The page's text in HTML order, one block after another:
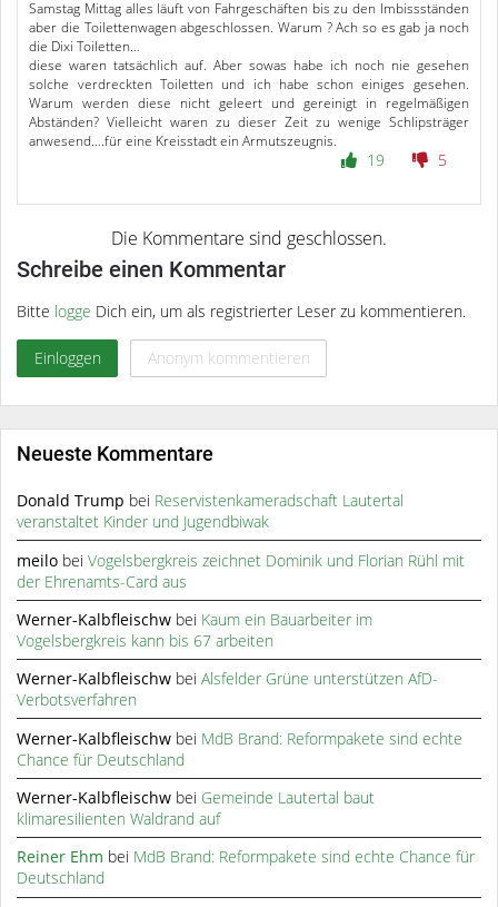
Samstag Mittag alles läuft von Fahrgeschäften bis zu den Imbissständen
aber die Toilettenwagen abgeschlossen. Warum ? Ach so es gab ja noch
die Dixi Toiletten…
diese waren tatsächlich auf. Aber sowas habe ich noch nie gesehen
solche verdreckten Toiletten und ich habe schon einiges gesehen.
Warum werden diese nicht geleert und gereinigt in regelmäßigen
Abständen? Vielleicht waren zu dieser Zeit zu wenige Schlipsträger
anwesend….für eine Kreisstadt ein Armutszeugnis.
19 5
Schreibe einen Kommentar
Bitte logge Dich ein, um als registrierter Leser zu kommentieren.
Einloggen Anonym kommentieren
Neueste Kommentare
Donald Trump bei Reservistenkameradschaft Lautertal
veranstaltet Kinder und Jugendbiwak
meilo beiVogelsbergkreis zeichnet Dominik und Florian Rühl mit
der Ehrenamts-Card aus
Werner-Kalbfleischw bei Kaum ein Bauarbeiter im
Vogelsbergkreis kann bis 67 arbeiten
Werner-Kalbfleischw beiAlsfelder Grüne unterstützen AfD-
Verbotsverfahren
Werner-Kalbfleischw bei MdB Brand: Reformpakete sind echte
Chance für Deutschland
Werner-Kalbfleischw bei Gemeinde Lautertal baut
klimaresilienten Waldrand auf
Reiner Ehm bei MdB Brand: Reformpakete sind echte Chance für
Deutschland